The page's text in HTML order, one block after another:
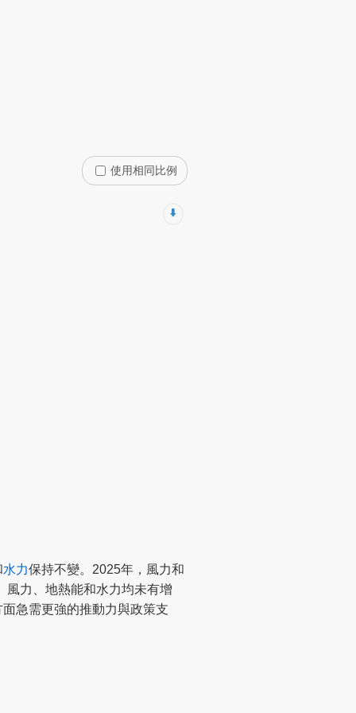
使用相同比例
⬇️
水力保持不變。2025年，風力和
力、地熱能和水力均未有增
急需更強的推動力與政策支